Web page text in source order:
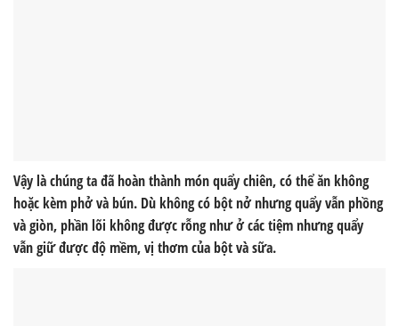
Vậy là chúng ta đã hoàn thành món quẩy chiên, có thể ăn không
hoặc kèm phở và bún. Dù không có bột nở nhưng quẩy vẫn phồng
và giòn, phần lõi không được rỗng như ở các tiệm nhưng quẩy
vẫn giữ được độ mềm, vị thơm của bột và sữa.